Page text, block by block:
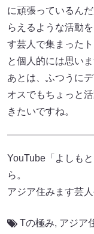
に頑張っているん
らえるような活動
す芸人で集まった
と個人的には思いま
あとは、ふつうに
オスでもちょっと
きたいですね。
YouTube「よしも
ら。
アジア住みます芸
Tの極み, アジア